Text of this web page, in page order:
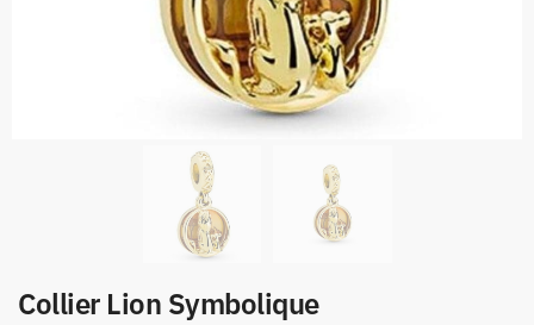
Collier Lion Symbolique